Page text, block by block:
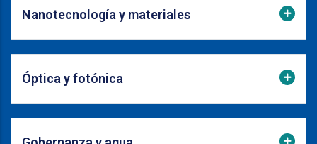
Nanotecnología y materiales
Óptica y fotónica